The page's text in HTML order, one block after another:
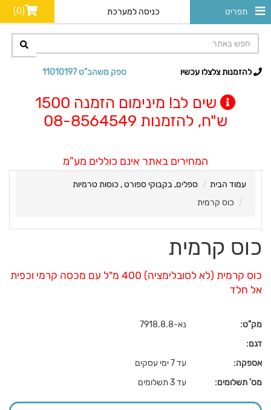
תפריט כניסה למערכת (0)
ספק משהב"ט 11010197 להזמנות צלצלו עכשיו
שים לב! מינימום הזמנה 1500
ש"ח, להזמנות 08-8564549
המחירים באתר אינם כוללים מע"מ
עמוד הבית
ספלים, בקבוקי ספורט , כוסות טרמיות
כוס קרמית
כוס קרמית
כוס קרמית (לא לסובלימציה) 400 מ"ל עם מכסה קרמי וכפית
אל חלד
מק"ט:
נא-7918.8.8
דגם:
אספקה:
עד 7 ימי עסקים
מס' תשלומים:
עד 3 תשלומים